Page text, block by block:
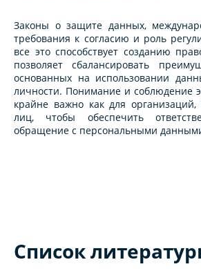
Законы о защите данных,
требования к согласию и роль
все это способствует созданию
позволяет сбалансировать
основанных на использовании
личности. Понимание и соблюдение
крайне важно как для
лиц, чтобы обеспечить
обращение с персональными
Список